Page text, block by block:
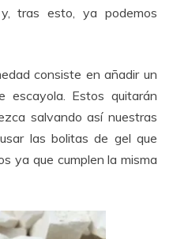
tras esto, ya podemos
consiste en añadir un
Estos quitarán
salvando así nuestras
las bolitas de gel que
ya que cumplen la misma